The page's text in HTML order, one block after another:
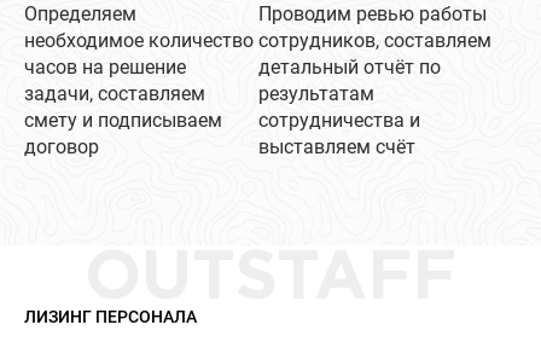
Определяем
необходимое количество
часов на решение
задачи, составляем
смету и подписываем
договор
Проводим ревью работы
сотрудников, составляем
детальный отчёт по
результатам
сотрудничества и
выставляем счёт
ЛИЗИНГ ПЕРСОНАЛА